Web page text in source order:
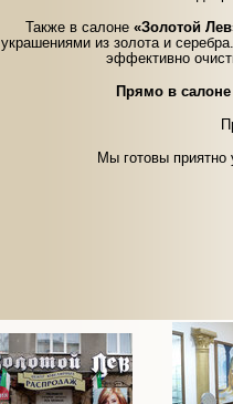
Также в салоне «Золотой
украшениями из золота и
эффективно
Прямо в
Мы готовы